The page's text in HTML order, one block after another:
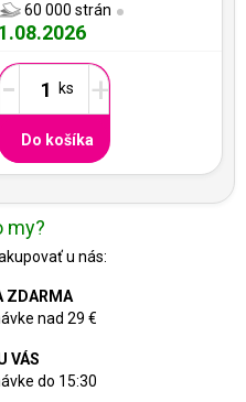
60 000 strán
- +
Do košíka
my?
u nás:
ZDARMA
nad 29 €
VÁS
do 15:30